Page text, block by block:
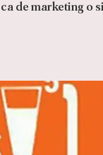
de marketing o